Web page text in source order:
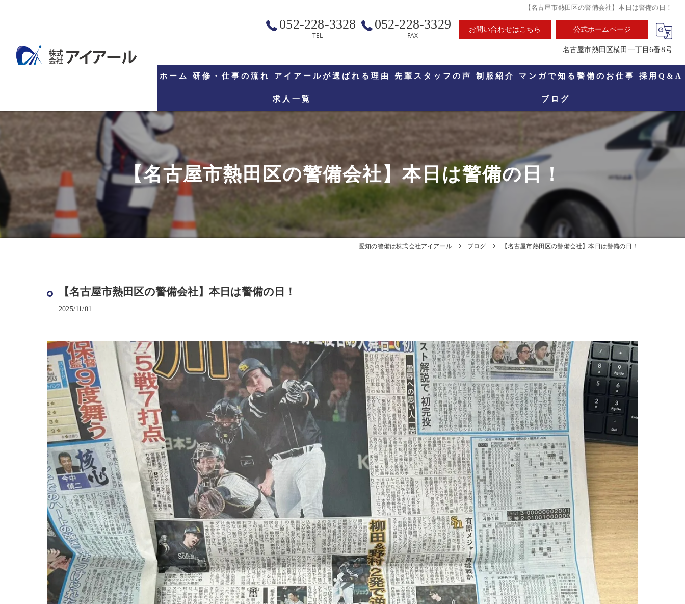
【名古屋市熱田区の警備会社】本日は警備の日！
052-228-3328
TEL
052-228-3329
FAX
お問い合わせはこちら 公式ホームページ
名古屋市熱田区横田一丁目6番8号
ホーム 研修・仕事の流れ アイアールが選ばれる理由 先輩スタッフの声 制服紹介 マンガで知る警備のお仕事 採用Q&A
求人一覧 ブログ
【名古屋市熱田区の警備会社】本日は警備の日！
愛知の警備は株式会社アイアール ブログ 【名古屋市熱田区の警備会社】本日は警備の日！
【名古屋市熱田区の警備会社】本日は警備の日！
2025/11/01